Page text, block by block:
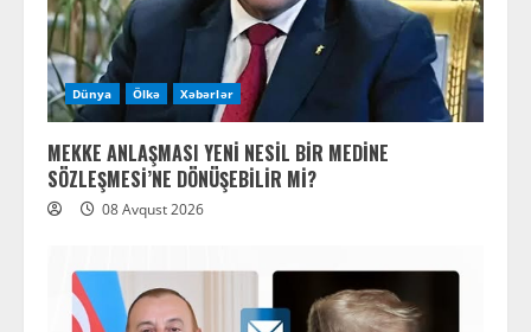
Dünya Ölkə Xəbərlər
MEKKE ANLAŞMASI YENİ NESİL BİR MEDİNE
SÖZLEŞMESİ’NE DÖNÜŞEBİLİR Mİ?
08 Avqust 2026